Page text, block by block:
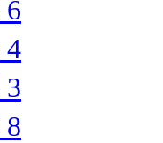
6
4
3
8